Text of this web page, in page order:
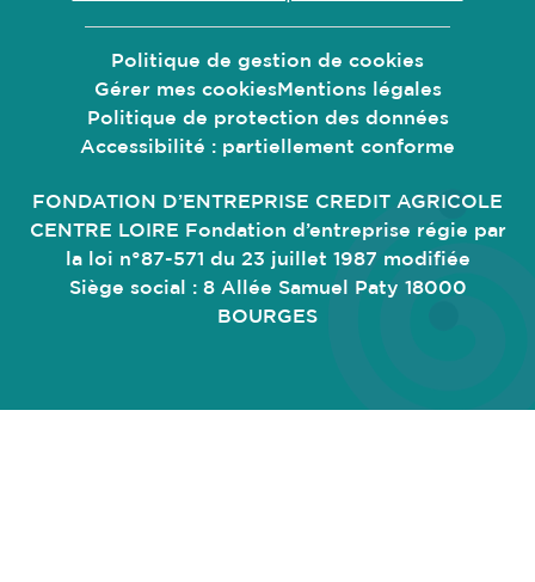
Politique de gestion de cookies
Gérer mes cookiesMentions légales
Politique de protection des données
Accessibilité : partiellement conforme
FONDATION D’ENTREPRISE CREDIT AGRICOLE
CENTRE LOIRE Fondation d’entreprise régie par
la loi n°87-571 du 23 juillet 1987 modifiée
Siège social : 8 Allée Samuel Paty 18000
BOURGES